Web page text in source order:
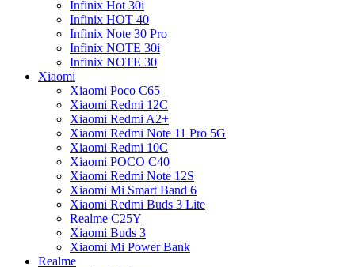
Infinix Hot 30i
Infinix HOT 40
Infinix Note 30 Pro
Infinix NOTE 30i
Infinix NOTE 30
Xiaomi
Xiaomi Poco C65
Xiaomi Redmi 12C
Xiaomi Redmi A2+
Xiaomi Redmi Note 11 Pro 5G
Xiaomi Redmi 10C
Xiaomi POCO C40
Xiaomi Redmi Note 12S
Xiaomi Mi Smart Band 6
Xiaomi Redmi Buds 3 Lite
Realme C25Y
Xiaomi Buds 3
Xiaomi Mi Power Bank
Realme